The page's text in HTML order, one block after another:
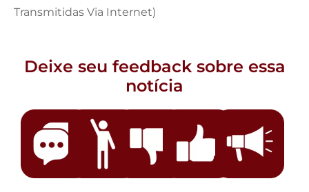
Transmitidas Via Internet)
Deixe seu feedback sobre essa
notícia